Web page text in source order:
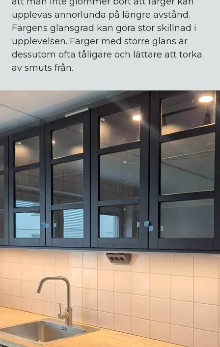
upplevas annorlunda på längre avstånd.
Färgens glansgrad kan göra stor skillnad i
upplevelsen. Färger med större glans är
dessutom ofta tåligare och lättare att torka
av smuts från.